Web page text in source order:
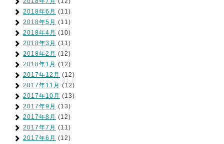
2018年6月 (11)
2018年5月 (11)
2018年4月 (10)
2018年3月 (11)
2018年2月 (12)
2018年1月 (12)
2017年12月 (12)
2017年11月 (12)
2017年10月 (13)
2017年9月 (13)
2017年8月 (12)
2017年7月 (11)
2017年6月 (12)